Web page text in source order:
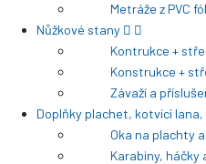
Metráže z PVC
Nůžkové stany
Kontrukce +
Konstrukce +
Závaží a
Doplňky plachet, kotvící lana,
Oka na plachty
Karabiny, háčky